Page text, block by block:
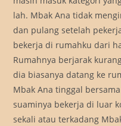
lah. Mbak Ana tidak
dan pulang setelah
bekerja di rumahku dari
Rumahnya berjarak
dia biasanya datang ke
Mbak Ana tinggal
suaminya bekerja di luar
sekali atau terkadang